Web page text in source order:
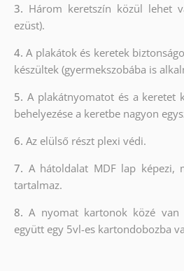
3. Három keretszín közül lehet
ezüst).
4.A plakátok és keretek
készültek (gyermekszobába is
5. A plakátnyomatot és a keretet
behelyezése a keretbe nagyon
6. Az elülső részt plexi védi.
7. A hátoldalat MDF lap képezi,
tartalmaz.
8.A nyomat kartonok közé van
együtt egy 5vl-es kartondobozba